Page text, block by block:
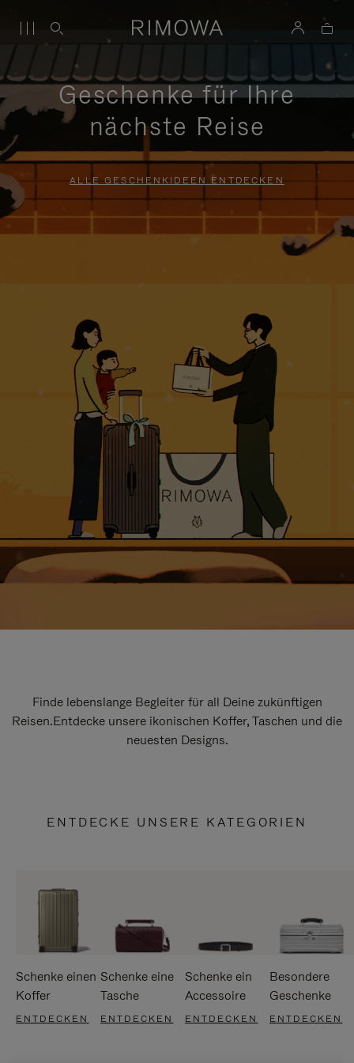
Geschenke für Ihre
nächste Reise
ALLE GESCHENKIDEEN ENTDECKEN
Finde lebenslange Begleiter für all Deine zukünftigen
Reisen.Entdecke unsere ikonischen Koffer, Taschen und die
neuesten Designs.
ENTDECKE UNSERE KATEGORIEN
Schenke einen
Koffer
ENTDECKEN
Schenke eine
Tasche
ENTDECKEN
Schenke ein
Accessoire
ENTDECKEN
Besondere
Geschenke
ENTDECKEN